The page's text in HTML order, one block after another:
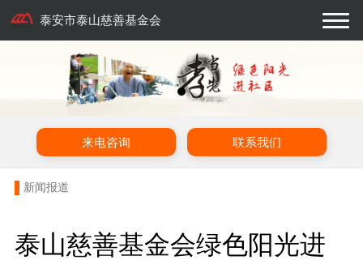
泰安市泰山慈善基金会
来电咨询 联系我们
新闻报道
泰山慈善基金会绿色阳光进